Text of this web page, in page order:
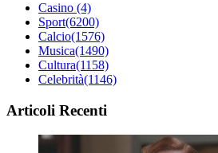
Casino (4)
Sport(6200)
Calcio(1576)
Musica(1490)
Cultura(1158)
Celebrità(1146)
Articoli Recenti